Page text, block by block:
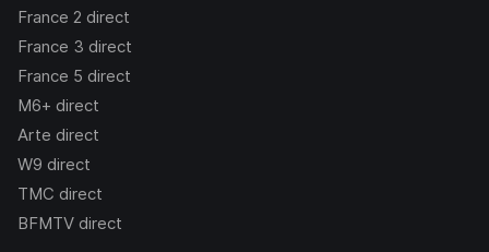
France 2 direct
France 3 direct
France 5 direct
M6+ direct
Arte direct
W9 direct
TMC direct
BFMTV direct